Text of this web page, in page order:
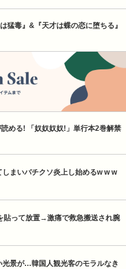
猛毒』&『天才は蝶の恋に堕ちる』
める! 「奴奴奴奴!」単行本2巻解禁
しまいバチクソ炎上し始めるw w w
貼って放置→激痛で救急搬送され腕
景が…韓国人観光客のモラルなき